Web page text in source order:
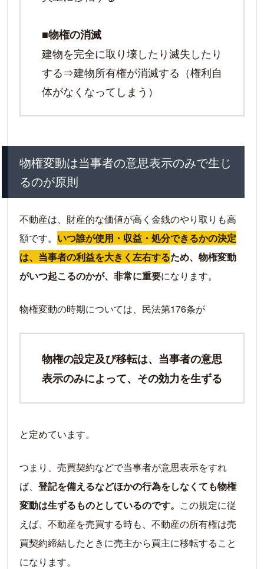
■物権の消滅
建物を完全に取り壊したり滅失したり
する⇒建物所有権が消滅する（権利自
体がなくなってしまう）
物権変動は当事者の意思表示のみで生じ
るのが原則
不動産は、財産的な価値が高く金銭のやり取りも高
額です。 いつ誰が使用・収益・処分できるかの決定
は、当事者の利益を大きく左右するため、物権変動
がいつ起こるのかが、非常に重要になります。
物権変動の時期については、民法第176条が
物権の設定及び移転は、当事者の意思
表示のみによって、その効力を生ずる
と定めています。
つまり、売買契約などで当事者が意思表示をすれ
ば、 登記を備えるなどほかの行為をしなくても物権
変動は生ずるものとしているのです。 この規定に従
えば、不動産を売買する時も、不動産の所有権は売
買契約締結したときに売主から買主に移転すること
になります。